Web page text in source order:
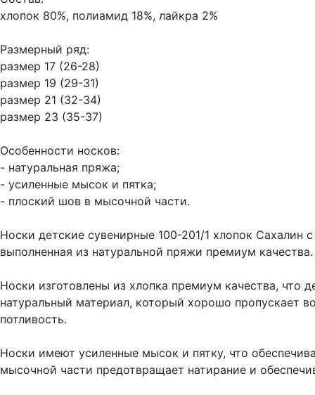
хлопок 80%, полиамид 18%, лайкра 2%
Размерный ряд:
размер 17 (26-28)
размер 19 (29-31)
размер 21 (32-34)
размер 23 (35-37)
Особенности носков:
- натуральная пряжа;
- усиленные мысок и пятка;
- плоский шов в мысочной части.
Носки детские сувенирные 100-201/1 хлопок Сахалин
выполненная из натуральной пряжи премиум качества.
Носки изготовлены из хлопка премиум качества,
натуральный материал, который хорошо пропускает
потливость.
Носки имеют усиленные мысок и пятку, что
мысочной части предотвращает натирание и